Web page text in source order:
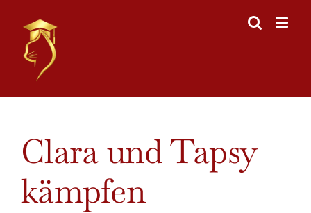
content
Larger
Image
Clara und Tapsy
kämpfen